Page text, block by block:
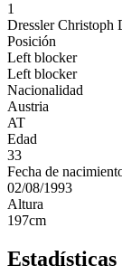
1
Dressler Christoph
Posición
Left blocker
Left blocker
Nacionalidad
Austria
AT
Edad
33
Fecha de
02/08/1993
Altura
197cm